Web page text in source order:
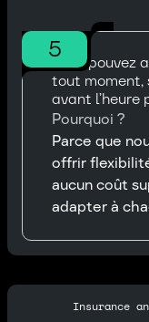
5
Vous pouvez
tout moment,
avant l’heure
Pourquoi ?
Parce que
offrir
aucun coût
adapter à
Insurance